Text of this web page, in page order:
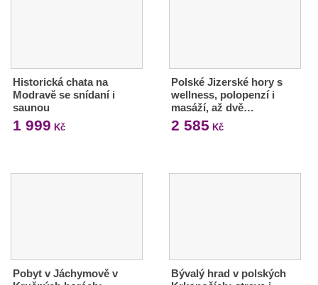
Historická chata na
Modravě se snídaní i
saunou
1 999 Kč
Polské Jizerské hory s
wellness, polopenzí i
masáží, až dvě…
2 585 Kč
Pobyt v Jáchymově v
Bývalý hrad v polských